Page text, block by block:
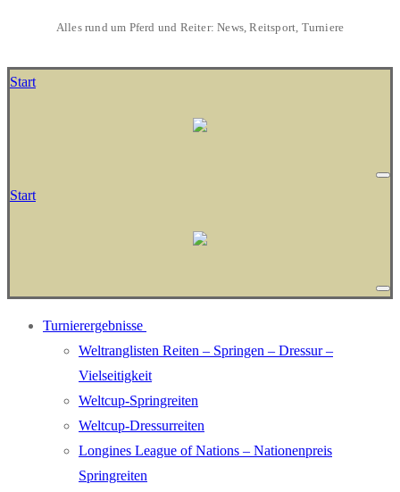
Alles rund um Pferd und Reiter: News, Reitsport, Turniere
Start
Start
Turnierergebnisse
Weltranglisten Reiten – Springen – Dressur –
Vielseitigkeit
Weltcup-Springreiten
Weltcup-Dressurreiten
Longines League of Nations – Nationenpreis
Springreiten